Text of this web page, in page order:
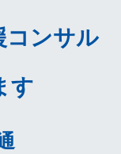
コンサル
す